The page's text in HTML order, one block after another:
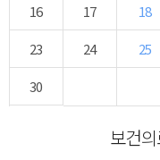
16
17 18
23 24 25
30
보건